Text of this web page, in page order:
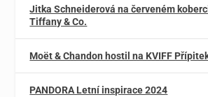
Jitka Schneiderová na červeném
Tiffany & Co.
Moët & Chandon hostil na KVIFF
PANDORA Letní inspirace 2024